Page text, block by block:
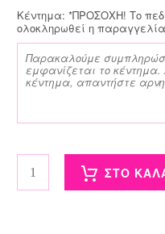
Κέντημα: *ΠΡΟΣΟΧΗ! Το
ολοκληρωθεί η
Κερί κουνελάκι ποσότητα
ΣΤΟ